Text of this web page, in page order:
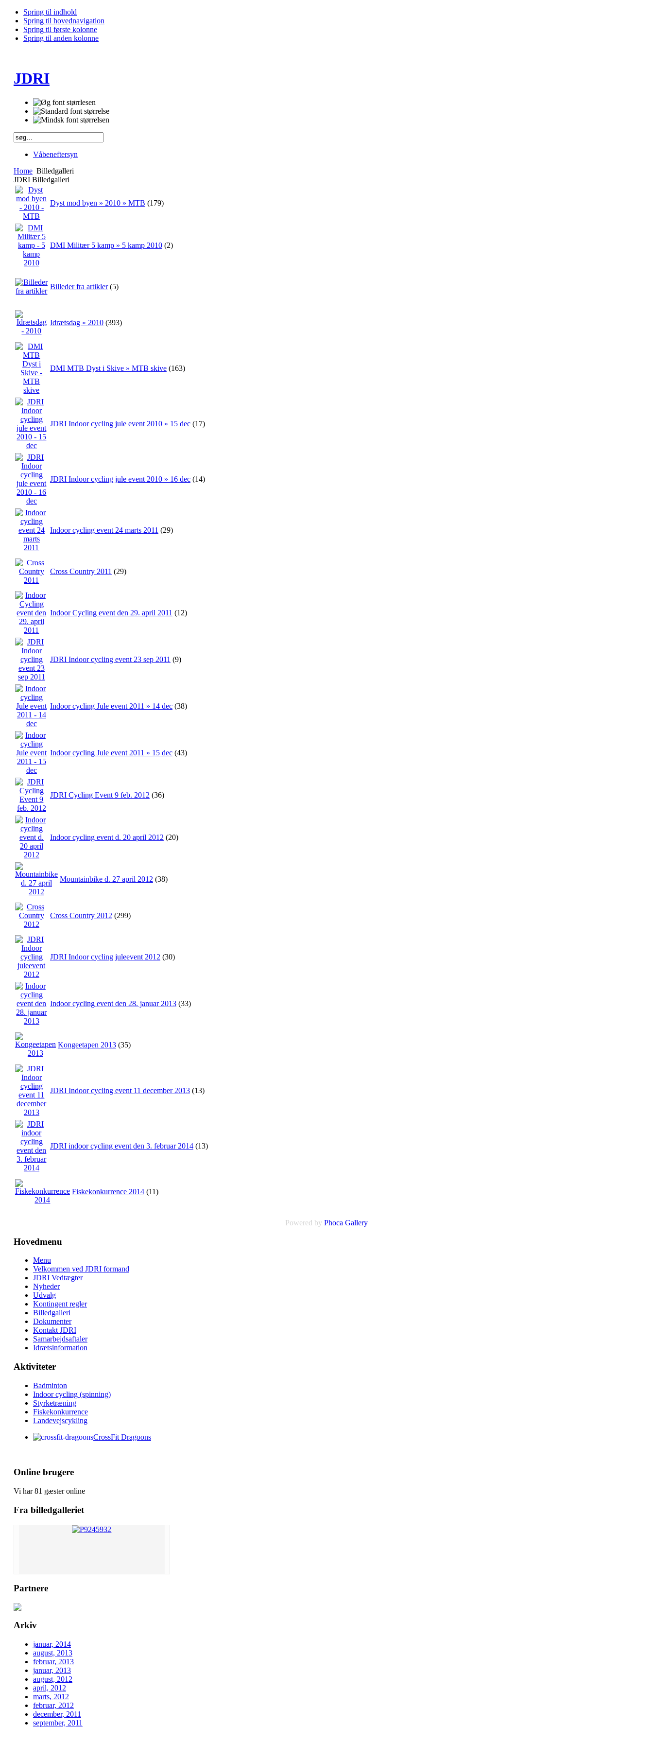
Spring til indhold
Spring til hovednavigation
Spring til første kolonne
Spring til anden kolonne
JDRI
Våbeneftersyn
Home Billedgalleri
JDRI Billedgalleri
Dyst mod byen » 2010 » MTB (179)
DMI Militær 5 kamp » 5 kamp 2010 (2)
Billeder fra artikler (5)
Idrætsdag » 2010 (393)
DMI MTB Dyst i Skive » MTB skive (163)
JDRI Indoor cycling jule event 2010 » 15 dec (17)
JDRI Indoor cycling jule event 2010 » 16 dec (14)
Indoor cycling event 24 marts 2011 (29)
Cross Country 2011 (29)
Indoor Cycling event den 29. april 2011 (12)
JDRI Indoor cycling event 23 sep 2011 (9)
Indoor cycling Jule event 2011 » 14 dec (38)
Indoor cycling Jule event 2011 » 15 dec (43)
JDRI Cycling Event 9 feb. 2012 (36)
Indoor cycling event d. 20 april 2012 (20)
Mountainbike d. 27 april 2012 (38)
Cross Country 2012 (299)
JDRI Indoor cycling juleevent 2012 (30)
Indoor cycling event den 28. januar 2013 (33)
Kongeetapen 2013 (35)
JDRI Indoor cycling event 11 december 2013 (13)
JDRI indoor cycling event den 3. februar 2014 (13)
Fiskekonkurrence 2014 (11)
Powered by Phoca Gallery
Hovedmenu
Menu
Velkommen ved JDRI formand
JDRI Vedtægter
Nyheder
Udvalg
Kontingent regler
Billedgalleri
Dokumenter
Kontakt JDRI
Samarbejdsaftaler
Idrætsinformation
Aktiviteter
Badminton
Indoor cycling (spinning)
Styrketræning
Fiskekonkurrence
Landevejscykling
CrossFit Dragoons
Online brugere
Vi har 81 gæster online
Fra billedgalleriet
Partnere
Arkiv
januar, 2014
august, 2013
februar, 2013
januar, 2013
august, 2012
april, 2012
marts, 2012
februar, 2012
december, 2011
september, 2011